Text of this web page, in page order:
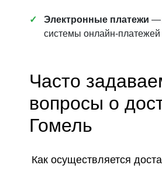
Электронные платежи —
системы онлайн-платежей
Часто
вопросы о
Гомель
Как осуществляется